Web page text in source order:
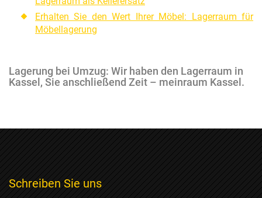
Erhalten Sie den Wert Ihrer Möbel: Lagerraum für
Möbellagerung
Lagerung bei Umzug: Wir haben den Lagerraum in
Kassel, Sie anschließend Zeit – meinraum Kassel.
Schreiben Sie uns